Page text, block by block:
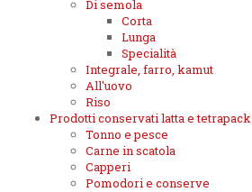
Di semola
Corta
Lunga
Specialità
Integrale, farro, kamut
All'uovo
Riso
Prodotti conservati latta e tetrapack
Tonno e pesce
Carne in scatola
Capperi
Pomodori e conserve